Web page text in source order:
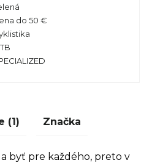
do 50 €
(1) Značka
byť pre každého, preto v